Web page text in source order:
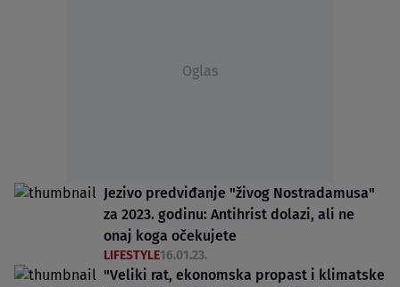
Oglas
Jezivo predviđanje "živog Nostradamusa"
za 2023. godinu: Antihrist dolazi, ali ne
onaj koga očekujete
LIFESTYLE16.01.23.
"Veliki rat, ekonomska propast i klimatske